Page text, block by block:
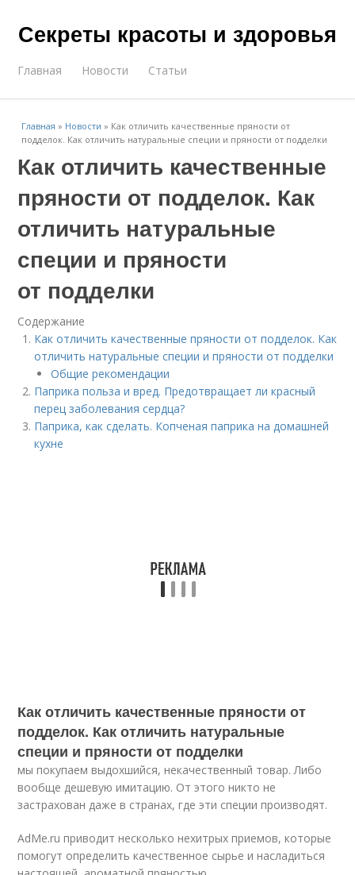
Секреты красоты и здоровья
Главная Новости Статьи
Главная » Новости » Как отличить качественные пряности от
подделок. Как отличить натуральные специи и пряности от подделки
Как отличить качественные
пряности от подделок. Как
отличить натуральные
специи и пряности
от подделки
Содержание
Как отличить качественные пряности от подделок. Как
отличить натуральные специи и пряности от подделки
Общие рекомендации
Паприка польза и вред. Предотвращает ли красный
перец заболевания сердца?
Паприка, как сделать. Копченая паприка на домашней
кухне
Как отличить качественные пряности от
подделок. Как отличить натуральные
специи и пряности от подделки
мы покупаем выдохшийся, некачественный товар. Либо
вообще дешевую имитацию. От этого никто не
застрахован даже в странах, где эти специи производят.
AdMe.ru приводит несколько нехитрых приемов, которые
помогут определить качественное сырье и насладиться